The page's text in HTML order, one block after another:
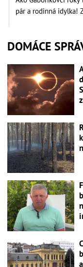
pár a rodinná idylka!
DOMÁCE